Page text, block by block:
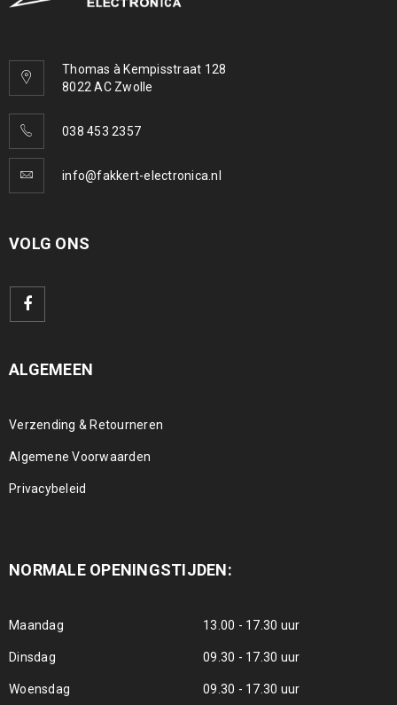
Thomas à Kempisstraat 128
8022 AC Zwolle
038 453 2357
info@fakkert-electronica.nl
VOLG ONS
ALGEMEEN
Verzending & Retourneren
Algemene Voorwaarden
Privacybeleid
NORMALE OPENINGSTIJDEN:
Maandag 13.00 - 17.30 uur
Dinsdag 09.30 - 17.30 uur
Woensdag 09.30 - 17.30 uur